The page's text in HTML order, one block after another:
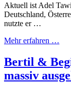
Aktuell ist Adel
Deutschland,
nutzte er …
Mehr erfahren …
Bertil &
massiv